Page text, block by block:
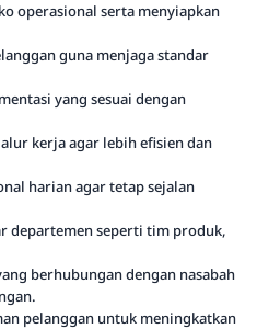
operasional serta menyiapkan
guna menjaga standar
yang sesuai dengan
kerja agar lebih efisien dan
harian agar tetap sejalan
departemen seperti tim produk,
berhubungan dengan nasabah
pelanggan untuk meningkatkan